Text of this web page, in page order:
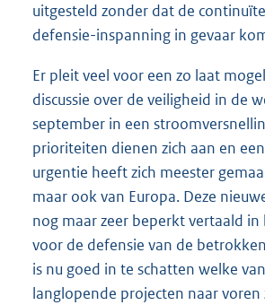
uitgesteld zonder dat de
defensie-inspanning in gevaar
Er pleit veel voor een zo laat
discussie over de veiligheid in de
september in een
prioriteiten dienen zich aan en
urgentie heeft zich meester
maar ook van Europa. Deze
nog maar zeer beperkt vertaald in
voor de defensie van de
is nu goed in te schatten welke
langlopende projecten naar